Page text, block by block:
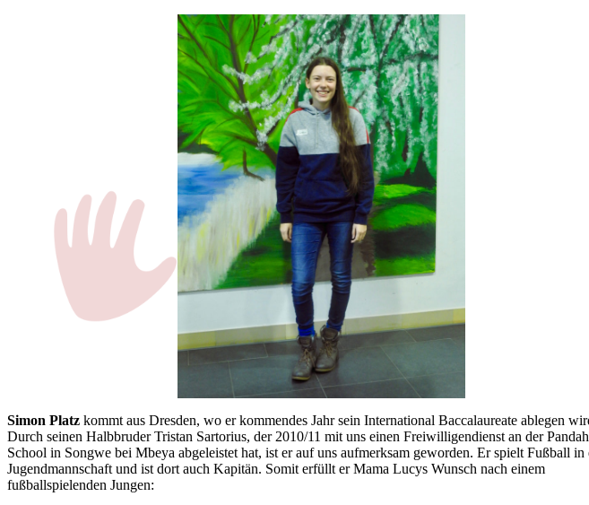
Simon Platz kommt aus Dresden, wo er kommendes Jahr sein International Baccalaureate ablegen
Durch seinen Halbbruder Tristan Sartorius, der 2010/11 mit uns einen Freiwilligendienst an der
School in Songwe bei Mbeya abgeleistet hat, ist er auf uns aufmerksam geworden. Er spielt Fußball in
Jugendmannschaft und ist dort auch Kapitän. Somit erfüllt er Mama Lucys Wunsch nach einem
fußballspielenden Jungen: